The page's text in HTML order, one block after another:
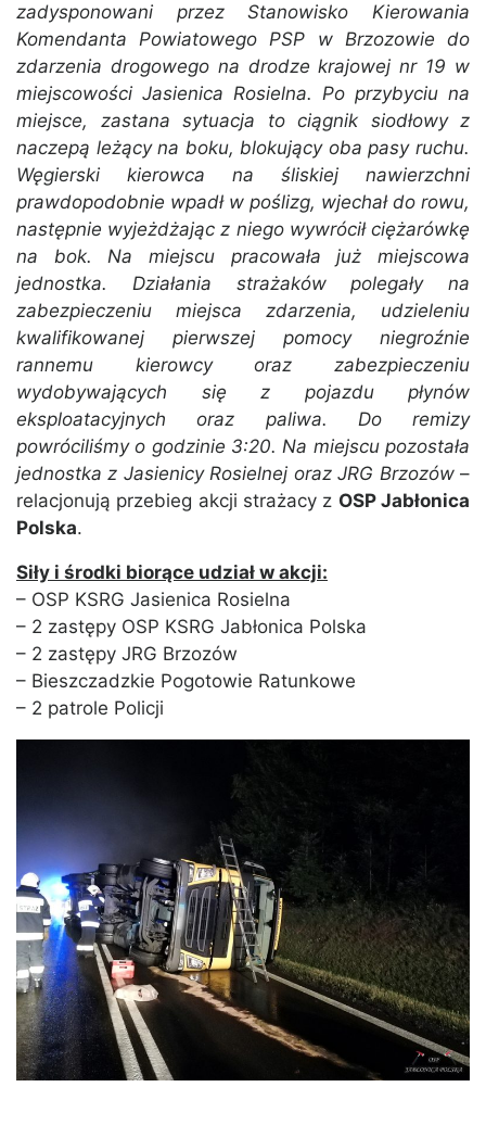
zadysponowani przez Stanowisko Kierowania
Komendanta Powiatowego PSP w Brzozowie do
zdarzenia drogowego na drodze krajowej nr 19 w
miejscowości Jasienica Rosielna. Po przybyciu na
miejsce, zastana sytuacja to ciągnik siodłowy z
naczepą leżący na boku, blokujący oba pasy ruchu.
Węgierski kierowca na śliskiej nawierzchni
prawdopodobnie wpadł w poślizg, wjechał do rowu,
następnie wyjeżdżając z niego wywrócił ciężarówkę
na bok. Na miejscu pracowała już miejscowa
jednostka. Działania strażaków polegały na
zabezpieczeniu miejsca zdarzenia, udzieleniu
kwalifikowanej pierwszej pomocy niegroźnie
rannemu kierowcy oraz zabezpieczeniu
wydobywających się z pojazdu płynów
eksploatacyjnych oraz paliwa. Do remizy
powróciliśmy o godzinie 3:20. Na miejscu pozostała
jednostka z Jasienicy Rosielnej oraz JRG Brzozów–
relacjonują przebieg akcji strażacy z OSP Jabłonica
Polska.
Siły i środki biorące udział w akcji:
– OSP KSRG Jasienica Rosielna
– 2 zastępy OSP KSRG Jabłonica Polska
– 2 zastępy JRG Brzozów
– Bieszczadzkie Pogotowie Ratunkowe
– 2 patrole Policji